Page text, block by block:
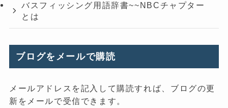
バスフィッシング用語辞書~~NBCチャプター
とは
ブログをメールで購読
メールアドレスを記入して購読すれば、ブログの更
新をメールで受信できます。